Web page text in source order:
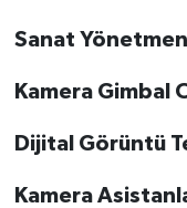
Sanat
Kamera Gimbal
Dijital Görüntü
Kamera